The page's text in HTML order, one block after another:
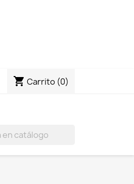
shopping_cart Carrito (0)